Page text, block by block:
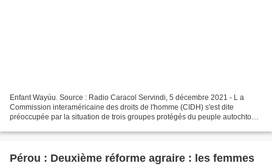
Enfant Wayúu. Source : Radio Caracol Servindi, 5 décembre 2021 - L a
Commission interaméricaine des droits de l'homme (CIDH) s'est dite
préoccupée par la situation de trois groupes protégés du peuple autochtone
Pérou : Deuxième réforme agraire : les femmes